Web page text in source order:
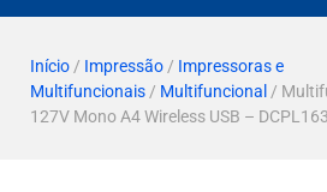
Início / Impressão / Impressoras e
Multifuncionais / Multifuncional /
127V Mono A4 Wireless USB –